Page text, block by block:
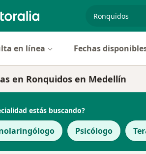
en línea Fechas
en Ronquidos en Medellín
estás buscando?
Psicólogo